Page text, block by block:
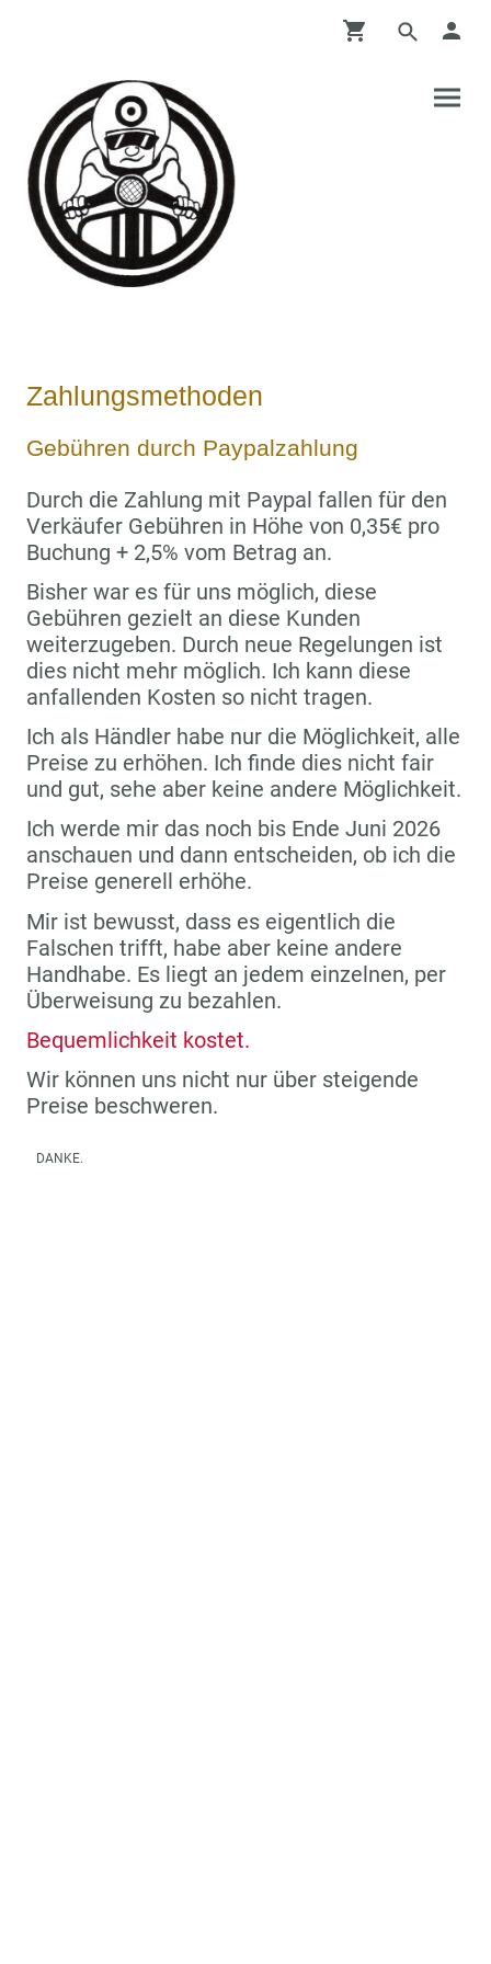
Zahlungsmethoden
Gebühren durch Paypalzahlung
Durch die Zahlung mit Paypal fallen für den
Verkäufer Gebühren in Höhe von 0,35€ pro
Buchung + 2,5% vom Betrag an.
Bisher war es für uns möglich, diese
Gebühren gezielt an diese Kunden
weiterzugeben. Durch neue Regelungen ist
dies nicht mehr möglich. Ich kann diese
anfallenden Kosten so nicht tragen.
Ich als Händler habe nur die Möglichkeit, alle
Preise zu erhöhen. Ich finde dies nicht fair
und gut, sehe aber keine andere Möglichkeit.
Ich werde mir das noch bis Ende Juni 2026
anschauen und dann entscheiden, ob ich die
Preise generell erhöhe.
Mir ist bewusst, dass es eigentlich die
Falschen trifft, habe aber keine andere
Handhabe. Es liegt an jedem einzelnen, per
Überweisung zu bezahlen.
Bequemlichkeit kostet.
Wir können uns nicht nur über steigende
Preise beschweren.
DANKE.